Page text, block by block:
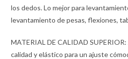
los dedos. Lo mejor para
levantamiento de pesas, flexiones,
MATERIAL DE CALIDAD
calidad y elástico para un ajuste